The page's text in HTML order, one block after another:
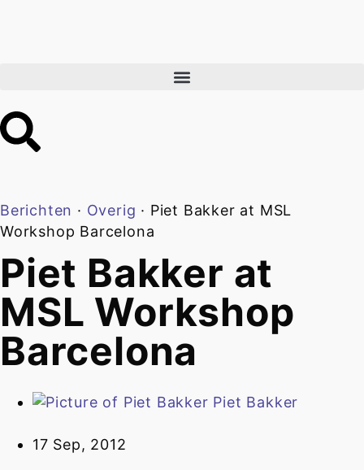
Berichten · Overig · Piet Bakker at MSL
Workshop Barcelona
Piet Bakker at
MSL Workshop
Barcelona
Piet Bakker
17 Sep, 2012